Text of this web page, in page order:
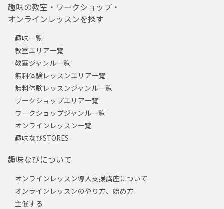
趣味の教室・ワークショップ・
オンラインレッスンを探す
趣味一覧
教室エリア一覧
教室ジャンル一覧
無料体験レッスンエリア一覧
無料体験レッスンジャンル一覧
ワークショップエリア一覧
ワークショップジャンル一覧
オンラインレッスン一覧
趣味なびSTORES
趣味なびについて
オンラインレッスン導入支援講座について
オンラインレッスンのやり方、始め方
主催する